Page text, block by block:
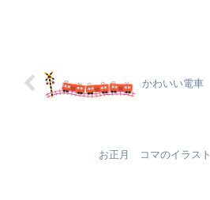
かわいい電車
お正月 コマのイラスト